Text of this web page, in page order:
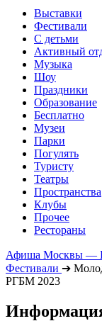
Выставки
Фестивали
С детьми
Активный
Музыка
Шоу
Праздники
Образование
Бесплатно
Музеи
Парки
Погулять
Туристу
Театры
Пространства
Клубы
Прочее
Рестораны
Афиша Москвы —
Фестивали ➔
РГБМ 2023